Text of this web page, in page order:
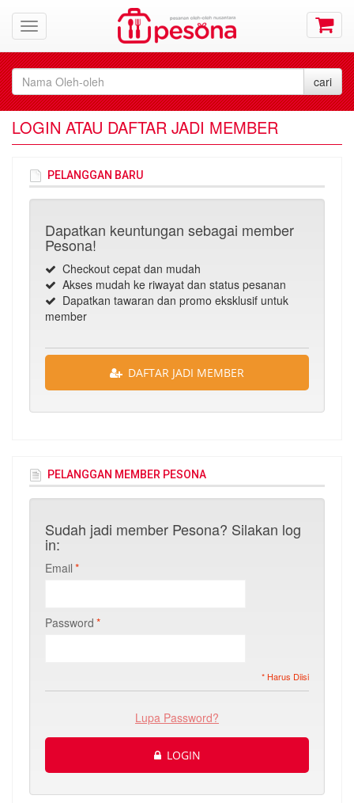
LOGIN ATAU DAFTAR JADI MEMBER
PELANGGAN BARU
Dapatkan keuntungan sebagai member
Pesona!
Checkout cepat dan mudah
Akses mudah ke riwayat dan status pesanan
Dapatkan tawaran dan promo eksklusif untuk
member
DAFTAR JADI MEMBER
PELANGGAN MEMBER PESONA
Sudah jadi member Pesona? Silakan log
in:
*
Email
*
Password
* Harus Diisi
Lupa Password?
LOGIN